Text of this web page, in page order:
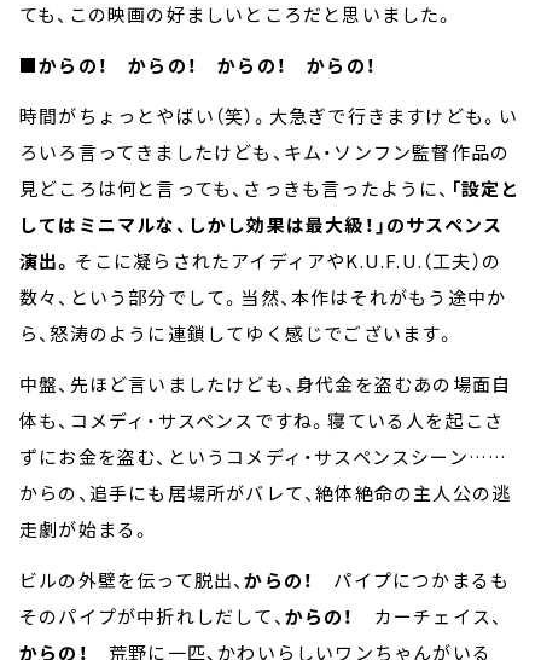
ても、この映画の好ましいところだと思いました。
■からの！ からの！ からの！ からの！
時間がちょっとやばい（笑）。大急ぎで行きますけども。い
ろいろ言ってきましたけども、キム・ソンフン監督作品の
見どころは何と言っても、さっきも言ったように、 「設定と
してはミニマルな、しかし効果は最大級！」のサスペンス
演出。 そこに凝らされたアイディアやK.U.F.U.（工夫）の
数々、という部分でして。当然、本作はそれがもう途中か
ら、怒涛のように連鎖してゆく感じでございます。
中盤、先ほど言いましたけども、身代金を盗むあの場面自
体も、コメディ・サスペンスですね。寝ている人を起こさ
ずにお金を盗む、というコメディ・サスペンスシーン……
からの、追手にも居場所がバレて、絶体絶命の主人公の逃
走劇が始まる。
ビルの外壁を伝って脱出、からの！
パイプにつかまるも
そのパイプが中折れしだして、からの！
カーチェイス、
からの！
荒野に一匹、かわいらしいワンちゃんがいる